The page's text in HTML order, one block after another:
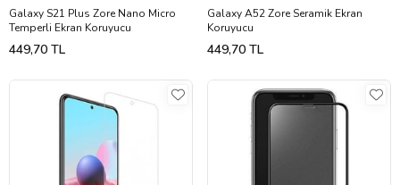
Galaxy S21 Plus Zore Nano Micro
Temperli Ekran Koruyucu
449,70 TL
Galaxy A52 Zore Seramik Ekran
Koruyucu
449,70 TL